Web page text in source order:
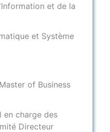
et de la
et Système
of Business
en charge des
Directeur